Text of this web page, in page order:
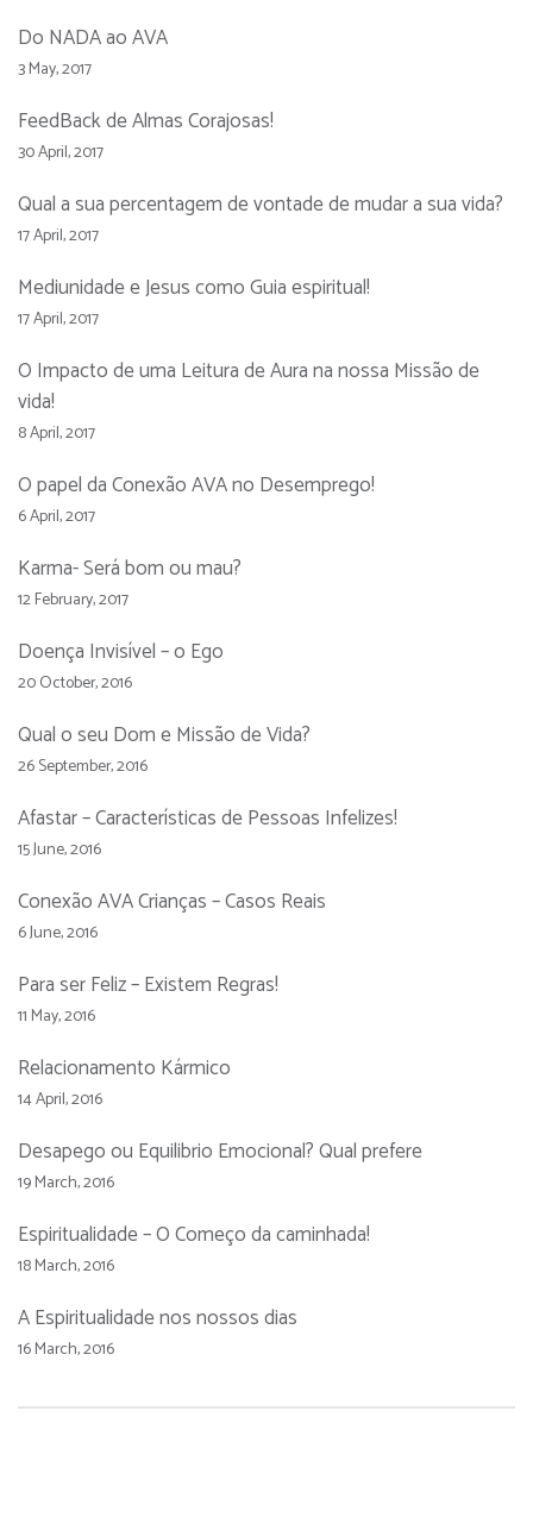
Do NADA ao AVA
3 May, 2017
FeedBack de Almas Corajosas!
30 April, 2017
Qual a sua percentagem de vontade de mudar a sua vida?
17 April, 2017
Mediunidade e Jesus como Guia espiritual!
17 April, 2017
O Impacto de uma Leitura de Aura na nossa Missão de
vida!
8 April, 2017
O papel da Conexão AVA no Desemprego!
6 April, 2017
Karma- Será bom ou mau?
12 February, 2017
Doença Invisível – o Ego
20 October, 2016
Qual o seu Dom e Missão de Vida?
26 September, 2016
Afastar – Características de Pessoas Infelizes!
15 June, 2016
Conexão AVA Crianças – Casos Reais
6 June, 2016
Para ser Feliz – Existem Regras!
11 May, 2016
Relacionamento Kármico
14 April, 2016
Desapego ou Equilibrio Emocional? Qual prefere
19 March, 2016
Espiritualidade – O Começo da caminhada!
18 March, 2016
A Espiritualidade nos nossos dias
16 March, 2016